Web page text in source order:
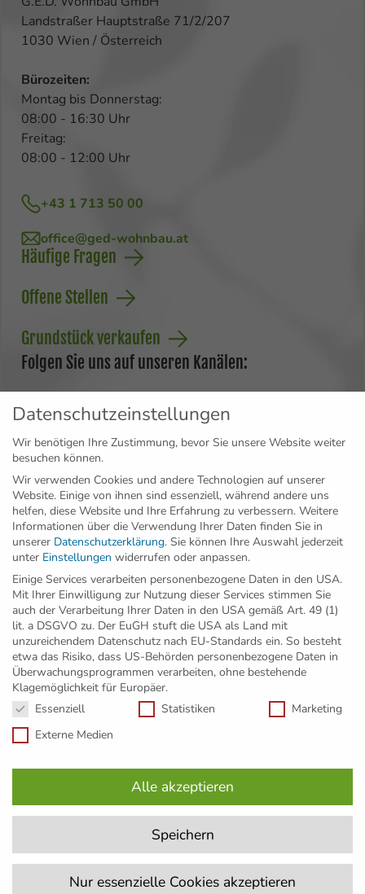
Landstraßer Hauptstraße 71/2/207
1030 Wien / Österreich
Bürozeiten:
Montag bis Donnerstag:
08:00 - 16:30 Uhr
Freitag:
08:00 - 12:00 Uhr
+43 1 713 50 00
office@ged-wohnbau.at
Häufige Fragen
Offene Stellen
Grundstück verkaufen
Jetzt zum Newsletter anmelden und wichtige
Projekt-Updates sichern:
Newsletter abonnieren
Folgen Sie uns auf unseren Kanälen:
Wir setzen Maßstäbe in Nachhaltigkeit: seit
2011 sind alle Projekte der GED Wohnbau
klimaaktiv-zertifiziert, zahlreiche davon mit
dem Gold-Standard ausgezeichnet.
Impressum
Datenschutzerklärung
Datenschutzeinstellungen
Wir benötigen Ihre Zustimmung, bevor Sie unsere Website weiter
besuchen können.
Wir verwenden Cookies und andere Technologien auf unserer
Website. Einige von ihnen sind essenziell, während andere uns
helfen, diese Website und Ihre Erfahrung zu verbessern. Weitere
Informationen über die Verwendung Ihrer Daten finden Sie in
unserer Datenschutzerklärung. Sie können Ihre Auswahl jederzeit
unter Einstellungen widerrufen oder anpassen.
Einige Services verarbeiten personenbezogene Daten in den USA.
Mit Ihrer Einwilligung zur Nutzung dieser Services stimmen Sie
auch der Verarbeitung Ihrer Daten in den USA gemäß Art. 49 (1)
lit. a DSGVO zu. Der EuGH stuft die USA als Land mit
unzureichendem Datenschutz nach EU-Standards ein. So besteht
etwa das Risiko, dass US-Behörden personenbezogene Daten in
Überwachungsprogrammen verarbeiten, ohne bestehende
Klagemöglichkeit für Europäer.
Datenschutzeinstellungen
Essenziell Statistiken
Marketing
Externe Medien
Alle akzeptieren
Speichern
Nur essenzielle Cookies akzeptieren